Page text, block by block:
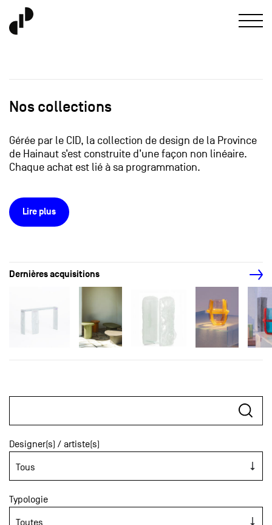
Nos collections
Gérée par le CID, la collection de design de la Province
de Hainaut s’est construite d’une façon non linéaire.
Chaque achat est lié à sa programmation.
Lire plus
Dernières acquisitions
Designer(s) / artiste(s)
Typologie